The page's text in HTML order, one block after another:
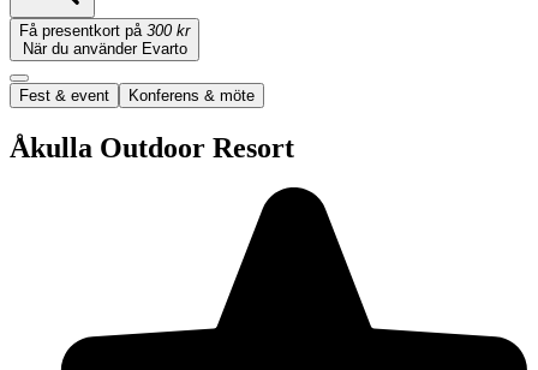
Få presentkort på 300 kr
När du använder Evarto
Fest & event Konferens & möte
Åkulla Outdoor Resort